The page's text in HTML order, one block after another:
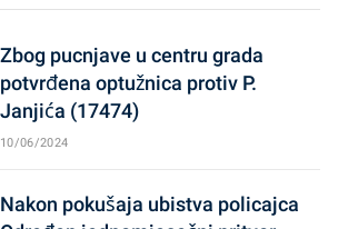
Zbog pucnjave u centru grada
potvrđena optužnica protiv P.
Janjića (17474)
10/06/2024
Nakon pokušaja ubistva policajca